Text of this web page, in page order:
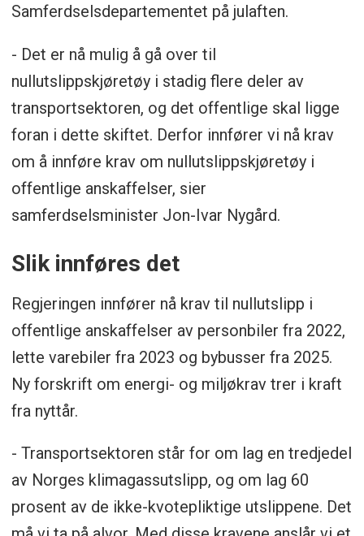
Samferdselsdepartementet på julaften.
- Det er nå mulig å gå over til
nullutslippskjøretøy i stadig flere deler av
transportsektoren, og det offentlige skal ligge
foran i dette skiftet. Derfor innfører vi nå krav
om å innføre krav om nullutslippskjøretøy i
offentlige anskaffelser, sier
samferdselsminister Jon-Ivar Nygård.
Slik innføres det
Regjeringen innfører nå krav til nullutslipp i
offentlige anskaffelser av personbiler fra 2022,
lette varebiler fra 2023 og bybusser fra 2025.
Ny forskrift om energi- og miljøkrav trer i kraft
fra nyttår.
- Transportsektoren står for om lag en tredjedel
av Norges klimagassutslipp, og om lag 60
prosent av de ikke-kvotepliktige utslippene. Det